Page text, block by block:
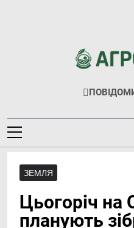
Новини
ЗЕМЛЯ
Цьогоріч на
планують